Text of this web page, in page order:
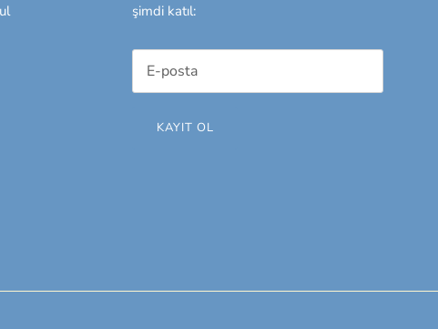
şimdi katıl:
KAYIT OL